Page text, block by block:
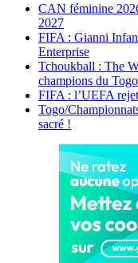
CAN féminine
2027
FIFA : Gianni
Enterprise
Tchoukball : The
champions du Togo
FIFA : l’UEFA
Togo/
sacré !